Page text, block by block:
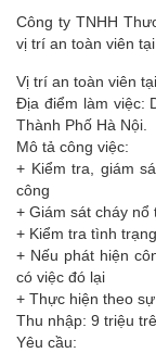
Công ty TNHH
vị trí an toàn viên
Vị trí an toàn viên
Địa điểm làm việc:
Thành Phố Hà Nội.
Mô tả công việc:
+ Kiểm tra, giám
công
+ Giám sát cháy
+ Kiểm tra tình
+ Nếu phát hiện
có việc đó lại
+ Thực hiện theo
Thu nhập: 9 triệu
Yêu cầu: